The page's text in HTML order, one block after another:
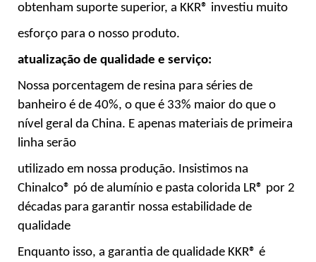
obtenham suporte superior, a KKR® investiu muito
esforço para o nosso produto.
atualização de qualidade e serviço:
Nossa porcentagem de resina para séries de
banheiro é de 40%, o que é 33% maior do que o
nível geral da China. E apenas materiais de primeira
linha serão
utilizado em nossa produção. Insistimos na
Chinalco® pó de alumínio e pasta colorida LR® por 2
décadas para garantir nossa estabilidade de
qualidade
Enquanto isso, a garantia de qualidade KKR® é